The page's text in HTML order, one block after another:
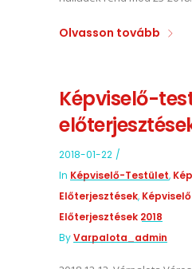
Olvasson tovább
Képviselő-
2018-01-22
In Képviselő-Testület,
Előterjesztések,
Előterjesztések 2018
ByVarpalota_admin